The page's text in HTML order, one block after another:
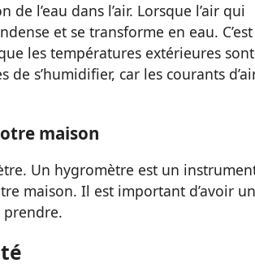
l’eau dans l’air. Lorsque l’air qui
et se transforme en eau. C’est
les températures extérieures sont
s’humidifier, car les courants
maison
Un hygromètre est un
maison. Il est important d’avoir
prendre.